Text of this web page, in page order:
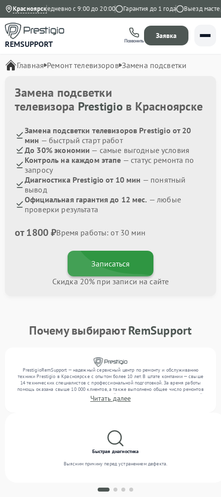
Красноярск
Яндекс Ежедневно с 9:00 до 20:00 Гарантия до 1 года Выезд мастера
REMSUPPORT Позвонить
Заявка
Главная Ремонт телевизоров Замена подсветки
Замена подсветки
телевизора Prestigio в Красноярске
Замена подсветки телевизоров Prestigio от 20
мин — быстрый старт работ
До 30% экономии — самые выгодные условия
Контроль на каждом этапе — статус ремонта по
запросу
Диагностика Prestigio от 10 мин — понятный
вывод
Официальная гарантия до 12 мес. — любые
проверки результата
от 1800 ₽Время работы: от 30 мин
Записаться
Скидка 20% при записи на сайте
Почему выбираютRemSupport
PrestigioRemSupport — надежный сервисный центр по ремонту и обслуживанию
техники Prestigio в Красноярске с опытом более 10 лет. В штате компании — свыше
14 технических специалистов с профессиональной подготовкой. За время работы
помощь оказана свыше 10 000 клиентов, а также выполнено общее число ремонтов
превысило 12 000. Ежемесячно в сервисный центр поступает более 300 обращений,
включая , , . Мы выполняем ремонт различного уровня сложности и обеспечиваем
Читать далее
Быстрая диагностика
Выясним причину перед устранением дефекта.